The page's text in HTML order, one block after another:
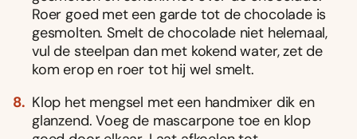
Roer goed met een garde tot de chocolade is
gesmolten. Smelt de chocolade niet helemaal,
vul de steelpan dan met kokend water, zet de
kom erop en roer tot hij wel smelt.
Klop het mengsel met een handmixer dik en
glanzend. Voeg de mascarpone toe en klop